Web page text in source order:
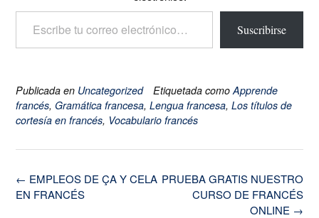
Escribe tu correo electrónico…
Suscribirse
Publicada en Uncategorized Etiquetada como Apprende
francés, Gramática francesa, Lengua francesa, Los títulos de
cortesía en francés, Vocabulario francés
Navegación
de
PRUEBA GRATIS NUESTRO
CURSO DE FRANCÉS
ONLINE →
← EMPLEOS DE ÇA Y CELA
EN FRANCÉS